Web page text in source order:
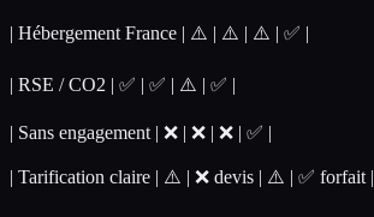
| Hébergement France | ⚠️ | ⚠️ | ⚠️ | ✅ |
| RSE / CO2 | ✅ | ✅ | ⚠️ | ✅ |
| Sans engagement | ❌ | ❌ | ❌ | ✅ |
| Tarification claire | ⚠️ | ❌ devis | ⚠️ | ✅ forfait |